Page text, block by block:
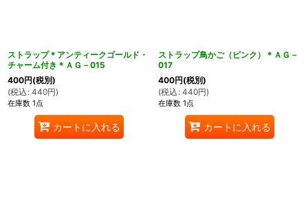
ストラップ＊アンティークゴールド・
チャーム付き＊ＡＧ－015
400円(税別)
(税込 : 440円)
在庫数 1点
カートに入れる
ストラップ鳥かご（ピンク）＊ＡＧ－
017
400円(税別)
(税込 : 440円)
在庫数 1点
カートに入れる